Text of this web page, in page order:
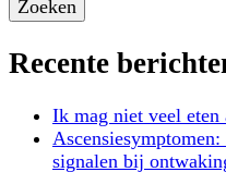
Recente
Ik mag niet veel eten
signalen bij